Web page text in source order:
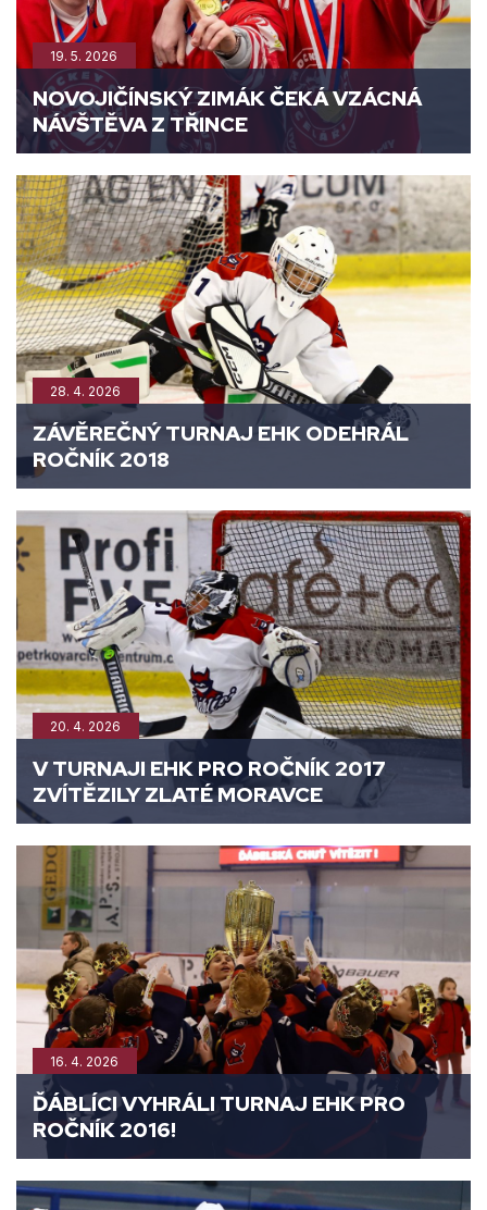
19. 5. 2026
NOVOJIČÍNSKÝ ZIMÁK ČEKÁ VZÁCNÁ
NÁVŠTĚVA Z TŘINCE
28. 4. 2026
ZÁVĚREČNÝ TURNAJ EHK ODEHRÁL
ROČNÍK 2018
20. 4. 2026
V TURNAJI EHK PRO ROČNÍK 2017
ZVÍTĚZILY ZLATÉ MORAVCE
16. 4. 2026
ĎÁBLÍCI VYHRÁLI TURNAJ EHK PRO
ROČNÍK 2016!